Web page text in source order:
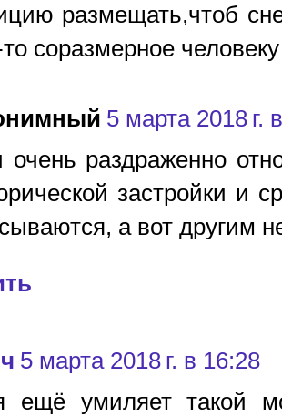
размещать,чтоб
соразмерное
5 марта 2018 г.
очень раздраженно
застройки и
а вот другим
5 марта 2018 г. в 16:28
ещё умиляет такой